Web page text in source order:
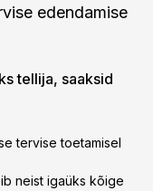
edendamise
tellija, saaksid
tervise toetamisel
neist igaüks kõige